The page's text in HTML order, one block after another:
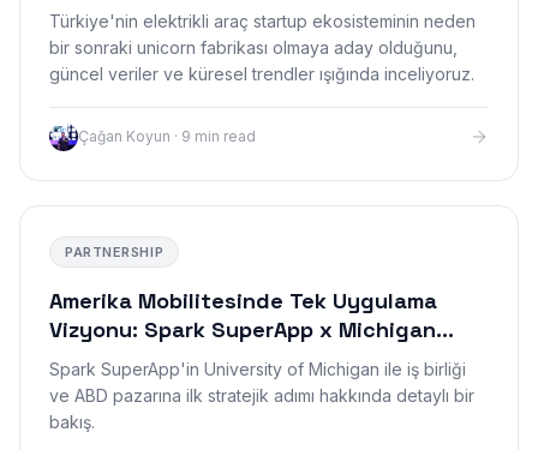
Türkiye'nin elektrikli araç startup ekosisteminin neden
bir sonraki unicorn fabrikası olmaya aday olduğunu,
güncel veriler ve küresel trendler ışığında inceliyoruz.
Çağan Koyun · 9 min read
PARTNERSHIP
Amerika Mobilitesinde Tek Uygulama
Vizyonu: Spark SuperApp x Michigan
University
Spark SuperApp'in University of Michigan ile iş birliği
ve ABD pazarına ilk stratejik adımı hakkında detaylı bir
bakış.